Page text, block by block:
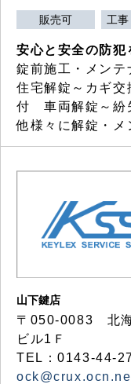
販売可 工
安心と安全の防犯
錠前施工・メンテ
住宅解錠～カギ交
付 車両解錠～紛
他様々に解錠・メ
山下鍵店
〒050-0083 北
ビル1Ｆ
TEL：0143-44-